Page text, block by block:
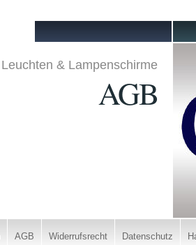
Leuchten & Lampenschirme
AGB
AGB Widerrufsrecht Datenschutz